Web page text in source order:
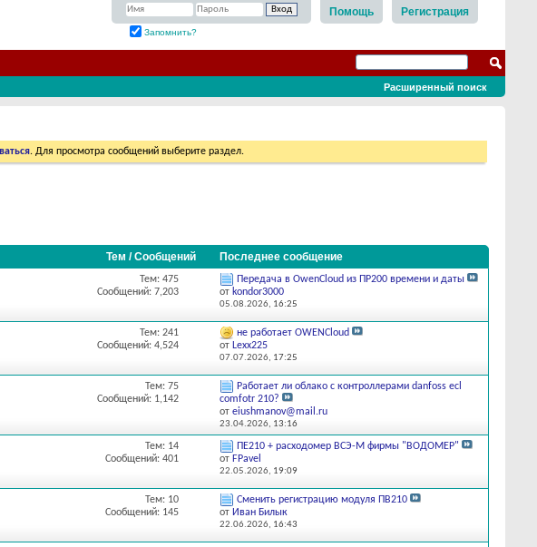
Регистрация
Помощь
Запомнить?
Расширенный поиск
. Для просмотра сообщений выберите раздел.
Тем / Сообщений Последнее сообщение
Тем: 475
Сообщений: 7,203
Передача в OwenCloud из ПР200 времени и даты
от kondor3000
05.08.2026, 16:25
Тем: 241
Сообщений: 4,524
не работает OWENCloud
от Lexx225
07.07.2026, 17:25
Тем: 75
Сообщений: 1,142
Работает ли облако с контроллерами danfoss ecl
comfotr 210?
от eiushmanov@mail.ru
23.04.2026, 13:16
Тем: 14
Сообщений: 401
ПЕ210 + расходомер ВСЭ-М фирмы "ВОДОМЕР"
от FPavel
22.05.2026, 19:09
Тем: 10
Сообщений: 145
Сменить регистрацию модуля ПВ210
от Иван Билык
22.06.2026, 16:43